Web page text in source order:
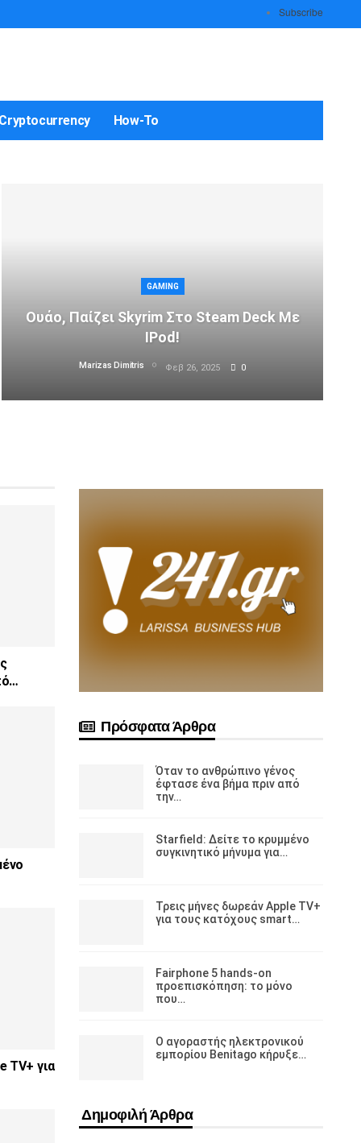
Subscribe
How-To
GAMING
Ουάο, Παίζει Skyrim Στο Steam Deck Με
IPod!
Marizas Dimitris Φεβ 26, 2025 0
Πρόσφατα Άρθρα
Όταν το ανθρώπινο γένος
έφτασε ένα βήμα πριν από
την…
Starfield: Δείτε το κρυμμένο
συγκινητικό μήνυμα για…
Τρεις μήνες δωρεάν Apple TV+
για τους κατόχους smart…
Fairphone 5 hands-on
προεπισκόπηση: το μόνο
που…
Ο αγοραστής ηλεκτρονικού
εμπορίου Benitago κήρυξε…
Δημοφιλή Άρθρα
TV+ για